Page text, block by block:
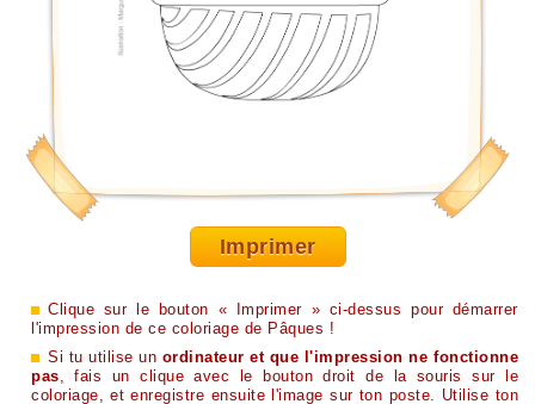
Imprimer
Clique sur le bouton « Imprimer » ci-dessus pour démarrer
l'impression de ce coloriage de Pâques !
Si tu utilise un ordinateur et que l'impression ne fonctionne
pas, fais un clique avec le bouton droit de la souris sur le
coloriage, et enregistre ensuite l'image sur ton poste. Utilise ton